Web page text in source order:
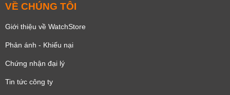
VỀ CHÚNG TÔI
Giới thiệu về WatchStore
Phản ánh - Khiếu nại
Chứng nhận đại lý
Tin tức công ty